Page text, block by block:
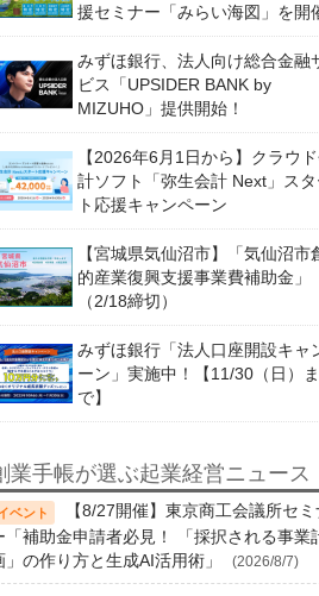
援セミナー「みらい海図」を開
みずほ銀行、法人向け総合金融
ビス「UPSIDER BANK by
MIZUHO」提供開始！
【2026年6月1日から】クラウ
計ソフト「弥生会計 Next」スタ
ト応援キャンペーン
【宮城県気仙沼市】「気仙沼市
的産業復興支援事業費補助金」
（2/18締切）
みずほ銀行「法人口座開設キャ
ーン」実施中！【11/30（日）ま
で】
業手帳が選ぶ起業経営ニュース
【8/27開催】東京商工会議所セミ
「補助金申請者必見！ 「採択される事業
」の作り方と生成AI活用術」
(2026/8/7)